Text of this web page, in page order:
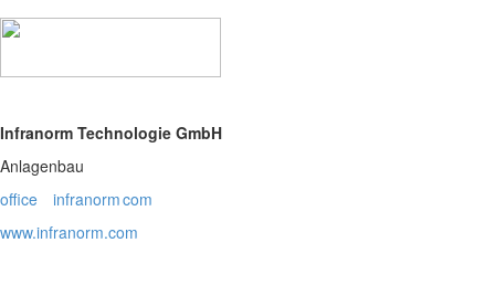
Infranorm Technologie GmbH
Anlagenbau
office
infranormcom
www.infranorm.com